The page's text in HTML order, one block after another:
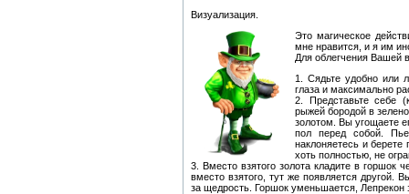
Визуализация.
Это магическое
мне нравится, и я им
Для облегчения Вашей
1. Сядьте удобно или
глаза и максимально
2. Представьте себе
рыжей бородой в
золотом. Вы угощаете
пол перед собой.
наклоняетесь и берете
хоть полностью, не
3. Вместо взятого золота кладите в горшок
вместо взятого, тут же появляется другой.
за щедрость. Горшок уменьшается, Лепрекон